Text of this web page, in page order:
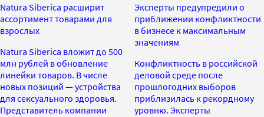
Natura Siberica расширит
ассортимент товарами для
взрослых
Natura Siberica вложит до 500
млн рублей в обновление
линейки товаров. В числе
новых позиций — устройства
для сексуального здоровья.
Представитель компании
Эксперты предупредили о
приближении конфликтности
в бизнесе к максимальным
значениям
Конфликтность в российской
деловой среде после
прошлогодних выборов
приблизилась к рекордному
уровню. Эксперты